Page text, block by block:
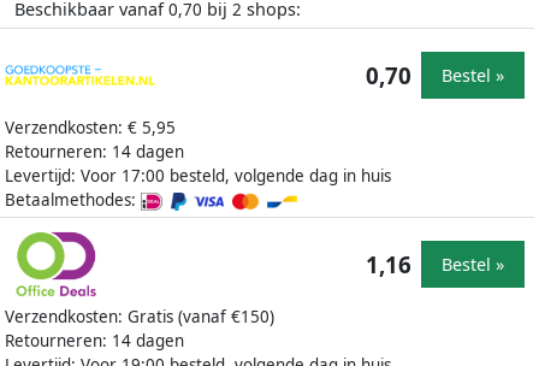
Beschikbaar vanaf0,70 bij 2 shops:
Verzendkosten: € 5,95
Retourneren: 14 dagen
Levertijd: Voor 17:00 besteld, volgende dag in huis
Betaalmethodes:
0,70 Bestel »
Verzendkosten: Gratis (vanaf €150)
Retourneren: 14 dagen
1,16 Bestel »